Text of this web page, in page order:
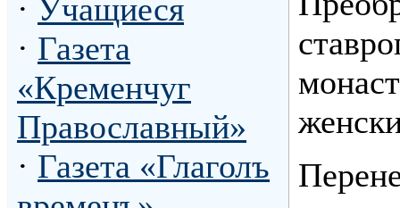
· Учащиеся
· Газета
«Кременчуг
Православный»
· Газета «Глаголъ